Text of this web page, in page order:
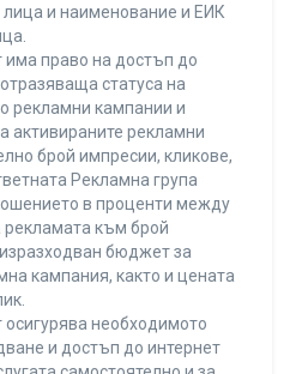
лица и наименование и ЕИК
има право на достъп до
статуса на
рекламни кампании и
активираните рекламни
брой импресии, кликове,
Рекламна група
в проценти между
рекламата към брой
бюджет за
кампания, както и цената
необходимото
и достъп до интернет